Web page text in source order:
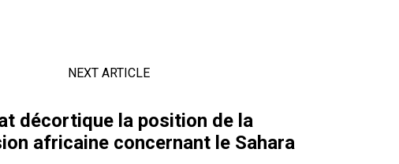
NEXT ARTICLE
décortique la position de la
africaine concernant le Sahara